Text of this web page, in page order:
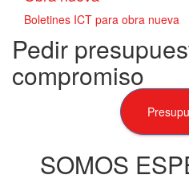
Boletines ICT para obra nueva
Pedir
compromiso
SOMOS